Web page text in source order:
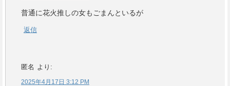
普通に花火推しの女もごまんといるが
返信
匿名 より:
2025年4月17日 3:12 PM